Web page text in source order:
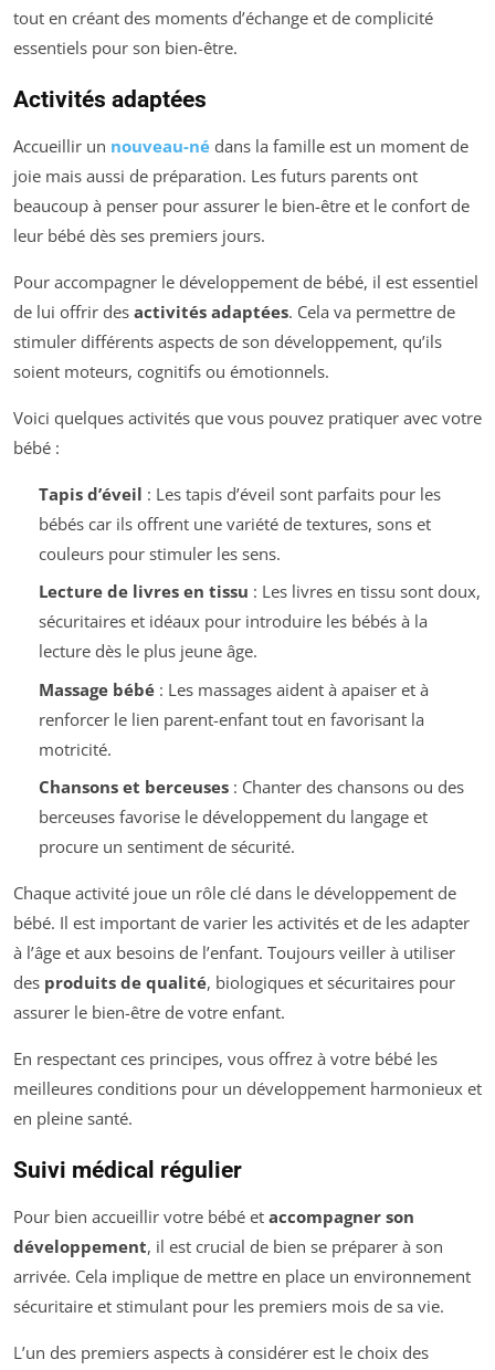
tout en créant des moments d’échange et de complicité
essentiels pour son bien-être.
Activités adaptées
Accueillir un nouveau-né dans la famille est un moment de
joie mais aussi de préparation. Les futurs parents ont
beaucoup à penser pour assurer le bien-être et le confort de
leur bébé dès ses premiers jours.
Pour accompagner le développement de bébé, il est essentiel
de lui offrir des activités adaptées. Cela va permettre de
stimuler différents aspects de son développement, qu’ils
soient moteurs, cognitifs ou émotionnels.
Voici quelques activités que vous pouvez pratiquer avec votre
bébé :
Tapis d’éveil : Les tapis d’éveil sont parfaits pour les
bébés car ils offrent une variété de textures, sons et
couleurs pour stimuler les sens.
Lecture de livres en tissu : Les livres en tissu sont doux,
sécuritaires et idéaux pour introduire les bébés à la
lecture dès le plus jeune âge.
Massage bébé: Les massages aident à apaiser et à
renforcer le lien parent-enfant tout en favorisant la
motricité.
Chansons et berceuses: Chanter des chansons ou des
berceuses favorise le développement du langage et
procure un sentiment de sécurité.
Chaque activité joue un rôle clé dans le développement de
bébé. Il est important de varier les activités et de les adapter
à l’âge et aux besoins de l’enfant. Toujours veiller à utiliser
des produits de qualité, biologiques et sécuritaires pour
assurer le bien-être de votre enfant.
En respectant ces principes, vous offrez à votre bébé les
meilleures conditions pour un développement harmonieux et
en pleine santé.
Suivi médical régulier
Pour bien accueillir votre bébé et accompagner son
développement, il est crucial de bien se préparer à son
arrivée. Cela implique de mettre en place un environnement
sécuritaire et stimulant pour les premiers mois de sa vie.
L’un des premiers aspects à considérer est le choix des